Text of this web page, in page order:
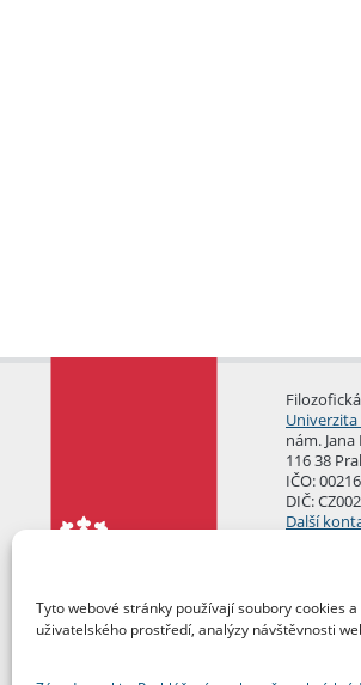
Tyto webové stránky používají soubory cookies
uživatelského prostředí, analýzy návštěvnosti
nám.
116 38
IČO:
DIČ:
Další